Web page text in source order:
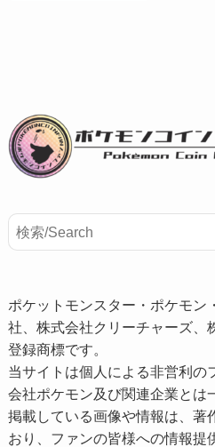
ポケットモンスター・ポケモン
社、株式会社クリーチャーズ、
登録商標です。
当サイトは個人による非営利の
会社ポケモン及び関連企業とは
掲載している画像や情報は、著
おり、ファンの皆様への情報提